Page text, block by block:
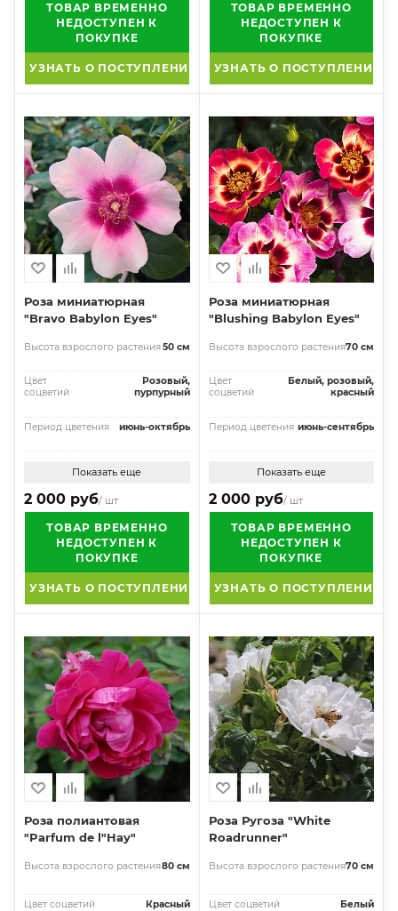
ТОВАР ВРЕМЕННО
НЕДОСТУПЕН К
ПОКУПКЕ
УЗНАТЬ О ПОСТУПЛЕНИИ
ТОВАР ВРЕМЕННО
НЕДОСТУПЕН К
ПОКУПКЕ
УЗНАТЬ О ПОСТУПЛЕНИИ
Роза миниатюрная
"Bravo Babylon Eyes"
Высота взрослого растения50 см
Цвет
соцветий
Розовый,
пурпурный
Период цветения июнь-октябрь
Показать еще
2 000 руб/ шт
ТОВАР ВРЕМЕННО
НЕДОСТУПЕН К
ПОКУПКЕ
УЗНАТЬ О ПОСТУПЛЕНИИ
Роза миниатюрная
"Blushing Babylon Eyes"
Высота взрослого растения70 см
Цвет
соцветий
Белый, розовый,
красный
Период цветения июнь-сентябрь
Показать еще
2 000 руб/ шт
ТОВАР ВРЕМЕННО
НЕДОСТУПЕН К
ПОКУПКЕ
УЗНАТЬ О ПОСТУПЛЕНИИ
Роза полиантовая
"Parfum de l"Hay"
Высота взрослого растения80 см
Цвет соцветий Красный
Роза Ругоза "White
Roadrunner"
Высота взрослого растения70 см
Цвет соцветий Белый